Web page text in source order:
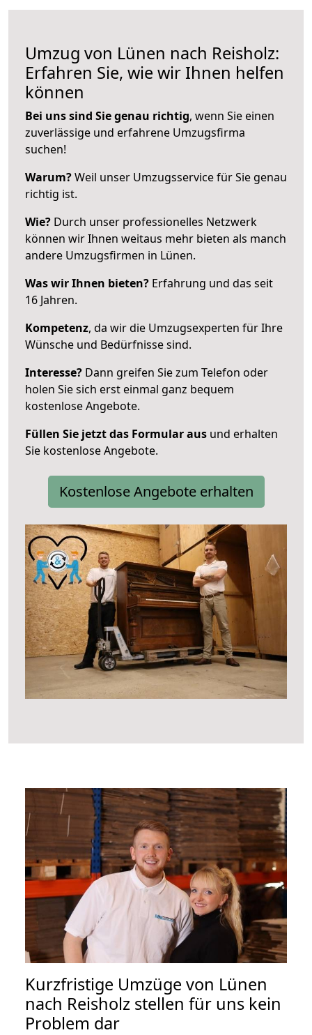
Umzug von Lünen nach Reisholz:
Erfahren Sie, wie wir Ihnen helfen
können
Bei uns sind Sie genau richtig, wenn Sie einen
zuverlässige und erfahrene Umzugsfirma
suchen!
Warum?Weil unser Umzugsservice für Sie genau
richtig ist.
Wie? Durch unser professionelles Netzwerk
können wir Ihnen weitaus mehr bieten als manch
andere Umzugsfirmen in Lünen.
Was wir Ihnen bieten? Erfahrung und das seit
16 Jahren.
Kompetenz, da wir die Umzugsexperten für Ihre
Wünsche und Bedürfnisse sind.
Interesse? Dann greifen Sie zum Telefon oder
holen Sie sich erst einmal ganz bequem
kostenlose Angebote.
Füllen Sie jetzt das Formular aus und erhalten
Sie kostenlose Angebote.
Kostenlose Angebote erhalten
Kurzfristige Umzüge von Lünen
nach Reisholz stellen für uns kein
Problem dar